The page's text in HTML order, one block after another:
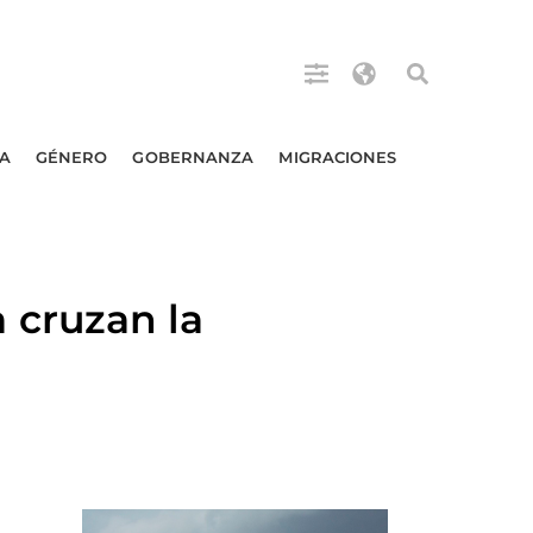
GÉNERO GOBERNANZA MIGRACIONES
cruzan la